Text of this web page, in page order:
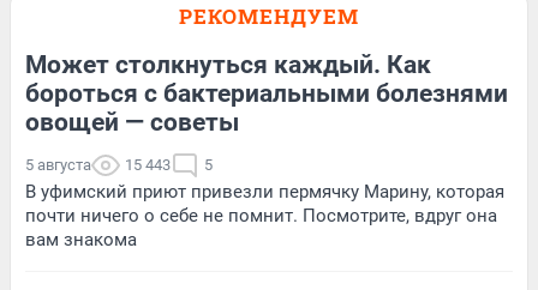
РЕКОМЕНДУЕМ
Может столкнуться каждый. Как
бороться с бактериальными болезнями
овощей — советы
5 августа 15 443 5
В уфимский приют привезли пермячку Марину, которая
почти ничего о себе не помнит. Посмотрите, вдруг она
вам знакома